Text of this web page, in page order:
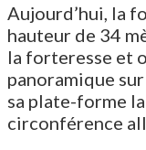
Aujourd’hui, la
hauteur de 34
la forteresse et
panoramique
sa plate-forme
circonférence